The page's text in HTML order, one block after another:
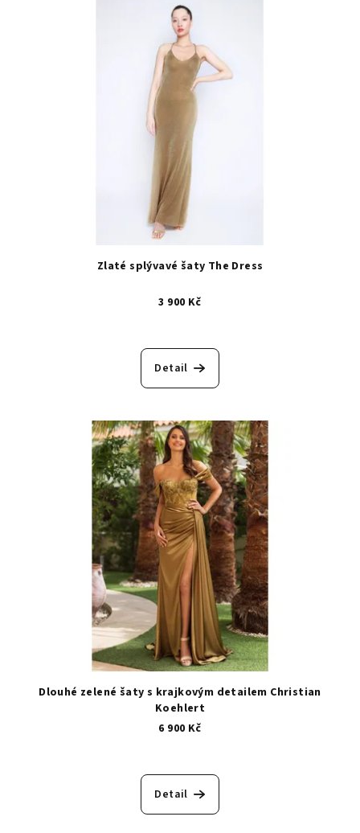
Zlaté splývavé šaty The Dress
3 900 Kč
Detail
Dlouhé zelené šaty s krajkovým detailem Christian
Koehlert
6 900 Kč
Detail